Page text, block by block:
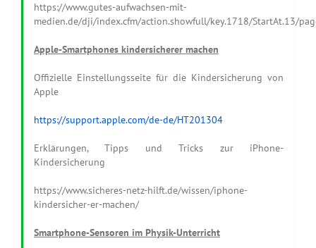
https://www.gutes-aufwachsen-mit-
medien.de/dji/index.cfm/action.showfull/key.1718/StartAt.13/
Apple-Smartphones kindersicherer machen
Offizielle Einstellungsseite für die Kindersicherung von
Apple
https://support.apple.com/de-de/HT201304
Erklärungen, Tipps und Tricks zur iPhone-
Kindersicherung
https://www.sicheres-netz-hilft.de/wissen/iphone-
kindersicher-er-machen/
Smartphone-Sensoren im Physik-Unterricht